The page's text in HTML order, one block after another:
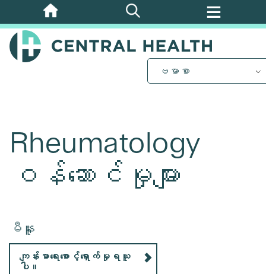
အဓိက
အကြောင်းအရာ
သို့
ဗမာစာ
Rheumatology
ဝန်ဆောင်မှုများ
မီနူး
ကျန်းမာရေးစောင့်ရှောက်မှုရယူ
ပါ။